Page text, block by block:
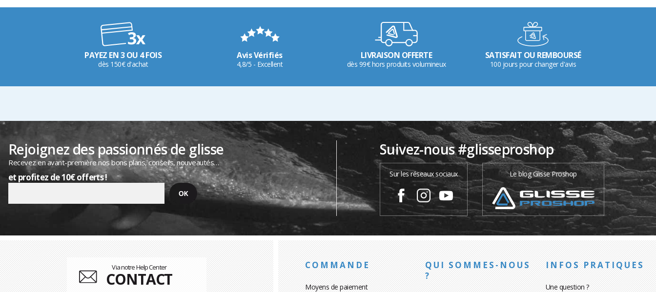
PAYEZ EN 3 OU 4 FOIS
dès 150€ d'achat
Avis Vérifiés
4,8/5 - Excellent
LIVRAISON OFFERTE
dès 99€ hors produits volumineux
SATISFAIT OU REMBOURSÉ
100 jours pour changer d'avis
Rejoignez des passionnés de glisse
Recevez en avant-première nos bons plans, conseils, nouveautés…
et profitez de 10€ offerts !
Suivez-nous #glisseproshop
Sur les réseaux sociaux Le blog Glisse Proshop
Via notre Help Center
CONTACT
COMMANDE
Moyens de paiement
QUI SOMMES-NOUS
?
INFOS PRATIQUES
Une question ?